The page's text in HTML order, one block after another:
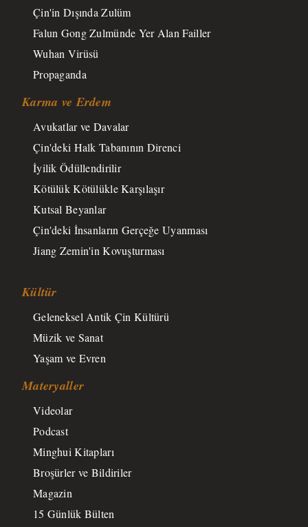
Çin'in Dışında Zulüm
Falun Gong Zulmünde Yer Alan Failler
Wuhan Virüsü
Propaganda
Karma ve Erdem
Avukatlar ve Davalar
Çin'deki Halk Tabanının Direnci
İyilik Ödüllendirilir
Kötülük Kötülükle Karşılaşır
Kutsal Beyanlar
Çin'deki İnsanların Gerçeğe Uyanması
Jiang Zemin'in Kovuşturması
Kültür
Geleneksel Antik Çin Kültürü
Müzik ve Sanat
Yaşam ve Evren
Materyaller
Videolar
Podcast
Minghui Kitapları
Broşürler ve Bildiriler
Magazin
15 Günlük Bülten